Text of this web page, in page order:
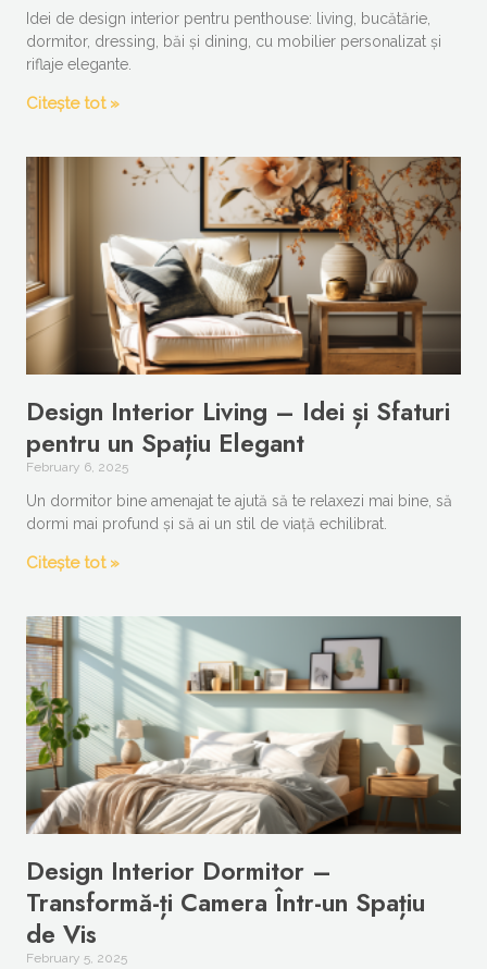
Idei de design interior pentru penthouse: living, bucătărie,
dormitor, dressing, băi și dining, cu mobilier personalizat și
riflaje elegante.
Citește tot »
Design Interior Living – Idei și Sfaturi
pentru un Spațiu Elegant
February 6, 2025
Un dormitor bine amenajat te ajută să te relaxezi mai bine, să
dormi mai profund și să ai un stil de viață echilibrat.
Citește tot »
Design Interior Dormitor –
Transformă-ți Camera Într-un Spațiu
de Vis
February 5, 2025